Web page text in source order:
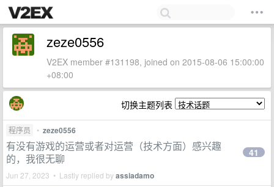
zeze0556
V2EX member #131198, joined on 2015-08-06 15:00:00
+08:00
切换主题列表
程序员 • zeze0556
有没有游戏的运营或者对运营（技术方面）感兴趣
的，我很无聊
Jun 27, 2023 • Lastly replied byassiadamo
41